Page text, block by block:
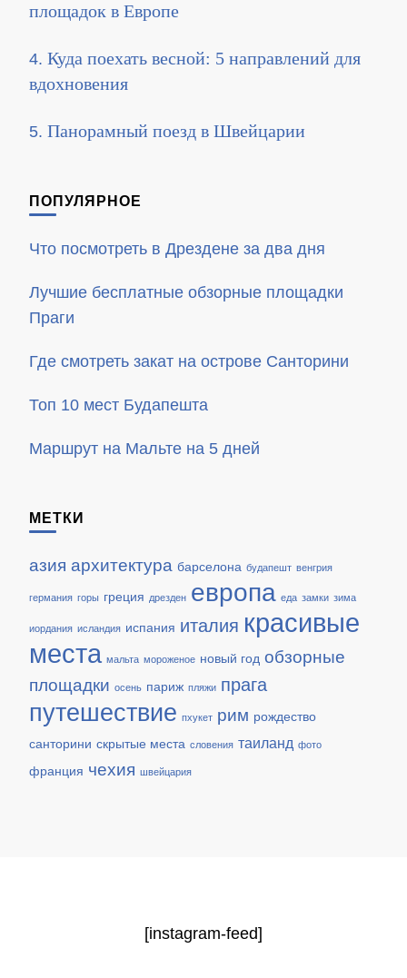
площадок в Европе
Куда поехать весной: 5 направлений для
вдохновения
Панорамный поезд в Швейцарии
ПОПУЛЯРНОЕ
Что посмотреть в Дрездене за два дня
Лучшие бесплатные обзорные площадки
Праги
Где смотреть закат на острове Санторини
Топ 10 мест Будапешта
Маршрут на Мальте на 5 дней
МЕТКИ
азия архитектура барселона будапешт венгрия
германия горы греция дрезден европа еда замки зима
иордания исландия испания италия красивые
места мальта мороженое новый год обзорные
площадки осень париж пляжи прага
путешествие пхукет рим рождество
санторини скрытые места словения таиланд фото
франция чехия швейцария
[instagram-feed]